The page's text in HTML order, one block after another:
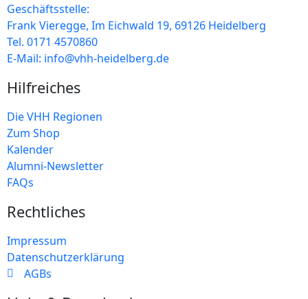
Geschäftsstelle:
Frank Vieregge, Im Eichwald 19, 69126 Heidelberg
Tel. 0171 4570860
E-Mail: info@vhh-heidelberg.de
Hilfreiches
Die VHH Regionen
Zum Shop
Kalender
Alumni-Newsletter
FAQs
Rechtliches
Impressum
Datenschutzerklärung
AGBs